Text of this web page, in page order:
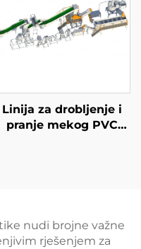
Linija za drobljenje i
pranje mekog PVC
nudi brojne važne
rješenjem za